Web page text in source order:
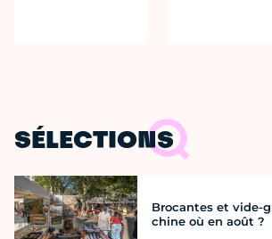
SÉLECTIONS
Brocantes et vide-
chine où en août ?